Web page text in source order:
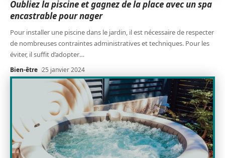
Oubliez la piscine et gagnez de la place avec un spa
encastrable pour nager
Pour installer une piscine dans le jardin, il est nécessaire de respecter
de nombreuses contraintes administratives et techniques. Pour les
éviter, il suffit d’adopter…
Bien-être 25 janvier 2024